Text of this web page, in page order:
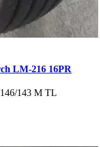
LM-216 16PR
143 M TL